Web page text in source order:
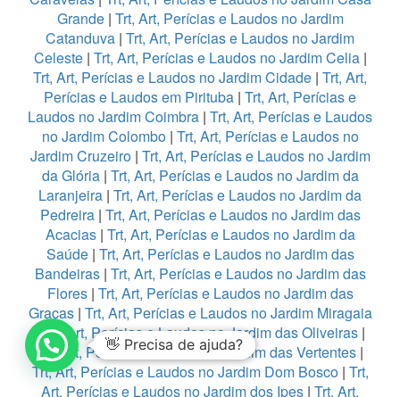
Grande| Trt, Art, Perícias e Laudos no Jardim
Catanduva | Trt, Art, Perícias e Laudos no Jardim
Celeste| Trt, Art, Perícias e Laudos no Jardim Celia|
Trt, Art, Perícias e Laudos no Jardim Cidade | Trt, Art,
Perícias e Laudos em Pirituba | Trt, Art, Perícias e
Laudos no Jardim Coimbra | Trt, Art, Perícias e Laudos
no Jardim Colombo| Trt, Art, Perícias e Laudos no
Jardim Cruzeiro| Trt, Art, Perícias e Laudos no Jardim
da Glória| Trt, Art, Perícias e Laudos no Jardim da
Laranjeira | Trt, Art, Perícias e Laudos no Jardim da
Pedreira| Trt, Art, Perícias e Laudos no Jardim das
Acacias| Trt, Art, Perícias e Laudos no Jardim da
Saúde| Trt, Art, Perícias e Laudos no Jardim das
Bandeiras| Trt, Art, Perícias e Laudos no Jardim das
Flores| Trt, Art, Perícias e Laudos no Jardim das
Graças| Trt, Art, Perícias e Laudos no Jardim Miragaia
|Trt, Art, Perícias e Laudos no Jardim das Oliveiras|
Trt, Art, Perícias e Laudos no Jardim das Vertentes|
Trt, Art, Perícias e Laudos no Jardim Dom Bosco| Trt,
Art, Perícias e Laudos no Jardim dos Ipes | Trt, Art,
👋 Precisa de ajuda?